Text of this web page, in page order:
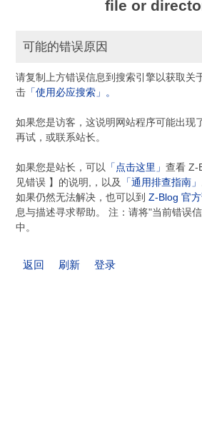
file or
可能的错误原因
请复制上方错误信息到搜索引擎以获取关
击 「使用必应搜索」。
如果您是访客，这说明网站程序可能出现
再试，或联系站长。
如果您是站长，可以 「点击这里」查看 Z-
见错误 】的说明,，以及
「通用排查指南」
如果仍然无法解决，也可以到Z-Blog 官
息与描述寻求帮助。 注：请将"当前错误
中。
返回 刷新 登录